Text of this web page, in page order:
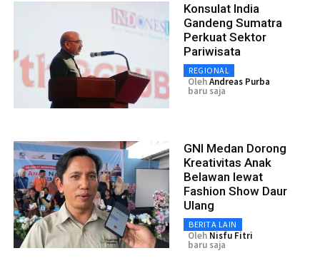
Konsulat India
Gandeng Sumatra
Perkuat Sektor
Pariwisata
REGIONAL
OlehAndreas Purba
baru saja
GNI Medan Dorong
Kreativitas Anak
Belawan lewat
Fashion Show Daur
Ulang
BERITA LAIN
Oleh Nisfu Fitri
baru saja